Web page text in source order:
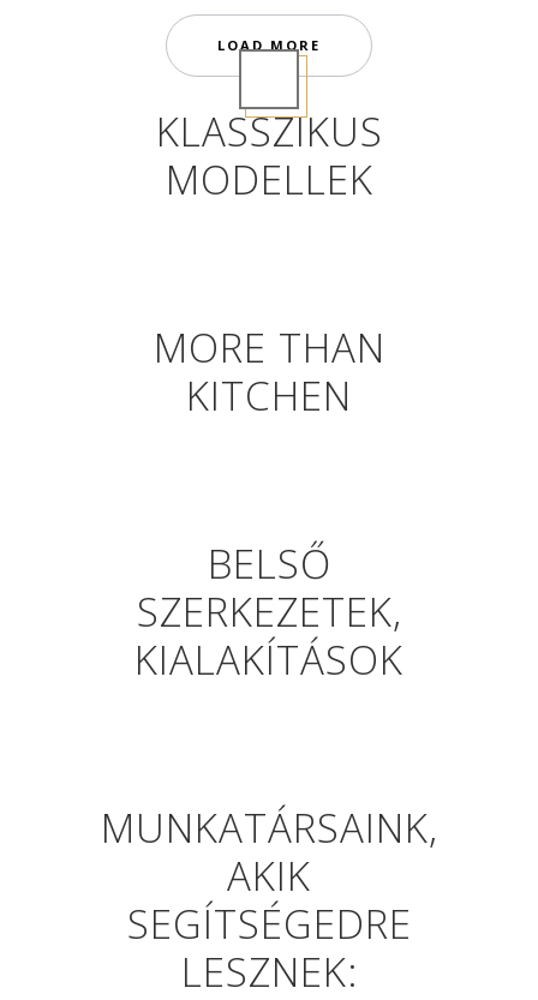
LOAD MORE
KLASSZIKUS
MODELLEK
MORE THAN
KITCHEN
BELSŐ
SZERKEZETEK,
KIALAKÍTÁSOK
MUNKATÁRSAINK,
AKIK
SEGÍTSÉGEDRE
LESZNEK: